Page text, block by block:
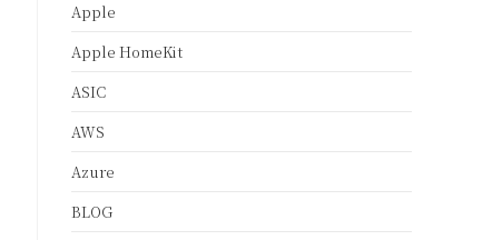
Apple
Apple HomeKit
ASIC
AWS
Azure
BLOG